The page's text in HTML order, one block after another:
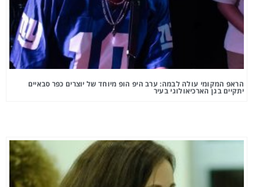
הראפ המקומי עולה לבמה: ערב היפ הופ מיוחד של יוצרים כפר סבאיים
יתקיים בגן הארכיאולוגי בעיר